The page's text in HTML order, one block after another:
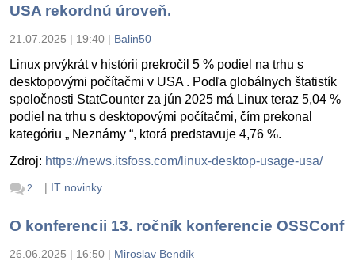
USA rekordnú úroveň.
21.07.2025 | 19:40 | Balin50
Linux prvýkrát v histórii prekročil 5 % podiel na trhu s
desktopovými počítačmi v USA . Podľa globálnych štatistík
spoločnosti StatCounter za jún 2025 má Linux teraz 5,04 %
podiel na trhu s desktopovými počítačmi, čím prekonal
kategóriu „ Neznámy “, ktorá predstavuje 4,76 %.
Zdroj: https://news.itsfoss.com/linux-desktop-usage-usa/
2 | IT novinky
O konferencii 13. ročník konferencie OSSConf
26.06.2025 | 16:50 | Miroslav Bendík